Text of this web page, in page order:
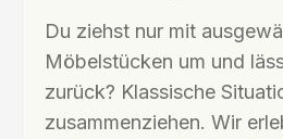
Du ziehst nur mit
Möbelstücken um und
zurück? Klassische
zusammenziehen. Wir